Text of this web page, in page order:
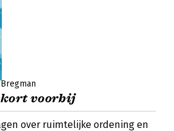
Bregman
voorbij
over ruimtelijke ordening en